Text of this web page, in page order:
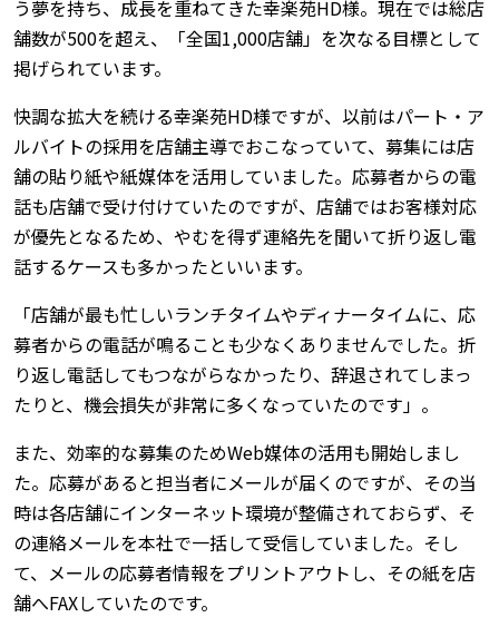
う夢を持ち、成長を重ねてきた幸楽苑HD様。現在では総店
舗数が500を超え、「全国1,000店舗」を次なる目標として
掲げられています。
快調な拡大を続ける幸楽苑HD様ですが、以前はパート・ア
ルバイトの採用を店舗主導でおこなっていて、募集には店
舗の貼り紙や紙媒体を活用していました。応募者からの電
話も店舗で受け付けていたのですが、店舗ではお客様対応
が優先となるため、やむを得ず連絡先を聞いて折り返し電
話するケースも多かったといいます。
「店舗が最も忙しいランチタイムやディナータイムに、応
募者からの電話が鳴ることも少なくありませんでした。折
り返し電話してもつながらなかったり、辞退されてしまっ
たりと、機会損失が非常に多くなっていたのです」。
また、効率的な募集のためWeb媒体の活用も開始しまし
た。応募があると担当者にメールが届くのですが、その当
時は各店舗にインターネット環境が整備されておらず、そ
の連絡メールを本社で一括して受信していました。そし
て、メールの応募者情報をプリントアウトし、その紙を店
舗へFAXしていたのです。